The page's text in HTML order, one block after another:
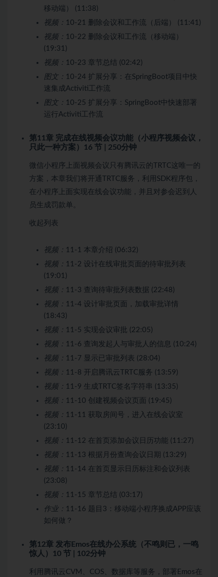
移动端） (11:38)
视频： 10-21 删除会议和工作流（后端） (11:41)
视频： 10-22 删除会议和工作流（移动端）
(19:31)
视频： 10-23 章节总结 (02:42)
图文： 10-24 扩展分享：在SpringBoot项目中快
速集成Activiti工作流
图文： 10-25 扩展分享：SpringBoot中快速部署
运行Activiti工作流
第11章 完成在线视频会议功能（小程序视频会议，
只此一种方案）
16 节 | 250分钟
微信小程序上面视频会议只有腾讯云的TRTC这唯一的
方案，本章我们将开通TRTC服务，利用SDK程序包，
在小程序上面实现在线会议功能，并且对参会迟到人
员生成罚款单。
收起列表
视频： 11-1 本章介绍 (06:32)
视频： 11-2 设计在线审批页面的待审批列表
(19:01)
视频： 11-3 查询待审批列表数据 (22:48)
视频： 11-4 设计审批页面，加载审批详情
(18:43)
视频： 11-5 实现会议审批 (22:05)
视频： 11-6 查询发起人与审批人的信息 (10:24)
视频： 11-7 显示已审批列表 (28:04)
视频： 11-8 开启腾讯云TRTC服务 (13:59)
视频： 11-9 生成TRTC签名字符串 (13:35)
视频： 11-10 创建视频会议页面 (19:45)
视频： 11-11 获取房间号，进入在线会议室
(23:10)
视频： 11-12 在首页添加会议日历功能 (11:27)
视频： 11-13 根据月份查询会议日期 (13:29)
视频： 11-14 在首页显示日历标注和会议列表
(23:08)
视频： 11-15 章节总结 (03:17)
作业： 11-16 题目3：移动端小程序换成APP应该
如何做？
第12章 发布Emos在线办公系统（不鸣则已，一鸣
惊人）
10 节 | 102分钟
利用腾讯云CVM、COS、数据库等服务，部署Emos在